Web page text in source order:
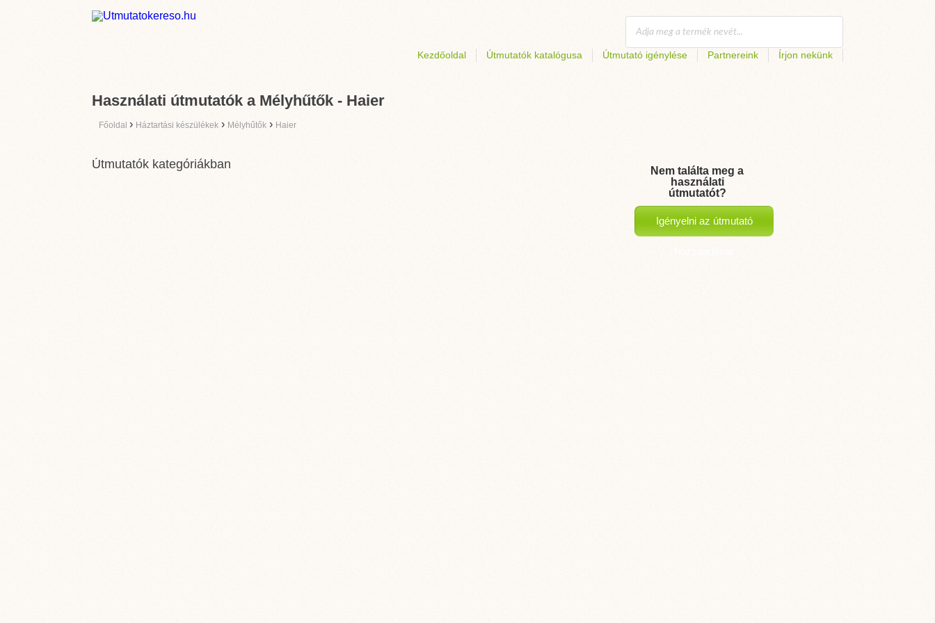
Kezdőoldal Útmutatók katalógusa Útmutató igénylése Partnereink Írjon nekünk
Használati útmutatók a Mélyhűtők - Haier
Főoldal › Háztartási készülékek › Mélyhűtők › Haier
Útmutatók kategóriákban
Nem találta meg a
használati
útmutatót?
Igényelni az útmutató